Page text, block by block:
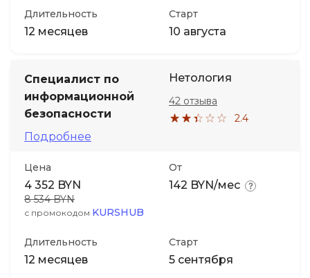
Длительность
12 месяцев
Старт
10 августа
Специалист по
информационной
безопасности
Подробнее
Нетология
2.4
42 отзыва
Цена
4 352 BYN
8 534 BYN
с промокодом KURSHUB
От
142 BYN/мес
Длительность
12 месяцев
Старт
5 сентября
Акции и промокоды